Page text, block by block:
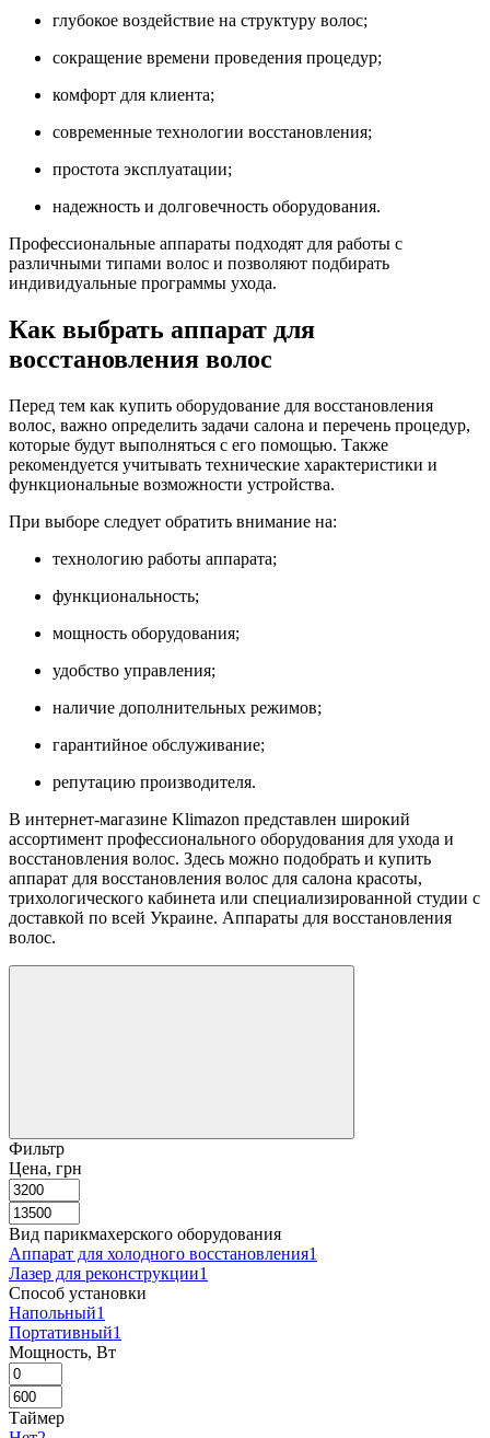
глубокое воздействие на структуру волос;
сокращение времени проведения процедур;
комфорт для клиента;
современные технологии восстановления;
простота эксплуатации;
надежность и долговечность оборудования.
Профессиональные аппараты подходят для работы с
различными типами волос и позволяют подбирать
индивидуальные программы ухода.
Как выбрать аппарат для
восстановления волос
Перед тем как купить оборудование для восстановления
волос, важно определить задачи салона и перечень процедур,
которые будут выполняться с его помощью. Также
рекомендуется учитывать технические характеристики и
функциональные возможности устройства.
При выборе следует обратить внимание на:
технологию работы аппарата;
функциональность;
мощность оборудования;
удобство управления;
наличие дополнительных режимов;
гарантийное обслуживание;
репутацию производителя.
В интернет-магазине Klimazon представлен широкий
ассортимент профессионального оборудования для ухода и
восстановления волос. Здесь можно подобрать и купить
аппарат для восстановления волос для салона красоты,
трихологического кабинета или специализированной студии с
доставкой по всей Украине. Аппараты для восстановления
волос.
Фильтр
Цена, грн
Вид парикмахерского оборудования
Аппарат для холодного восстановления1
Лазер для реконструкции1
Способ установки
Напольный1
Портативный1
Мощность, Вт
Таймер